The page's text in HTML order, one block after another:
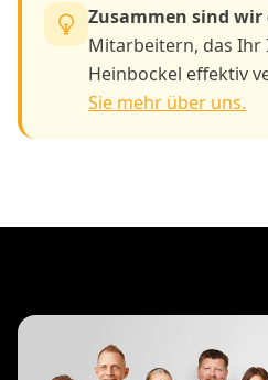
Zusammen sind wir
Mitarbeitern, das
Heinbockel effektiv
Sie mehr über uns.